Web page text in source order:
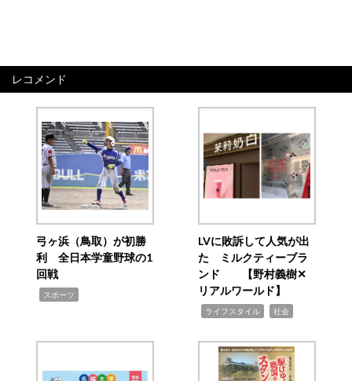
レコメンド
弓ヶ浜（鳥取）が初勝
利 全日本学童野球の1
回戦
スポーツ
LVに敗訴して人気が出
た ミルクティーブラ
ンド 【野村義樹✕
リアルワールド】
ライフスタイル 社会